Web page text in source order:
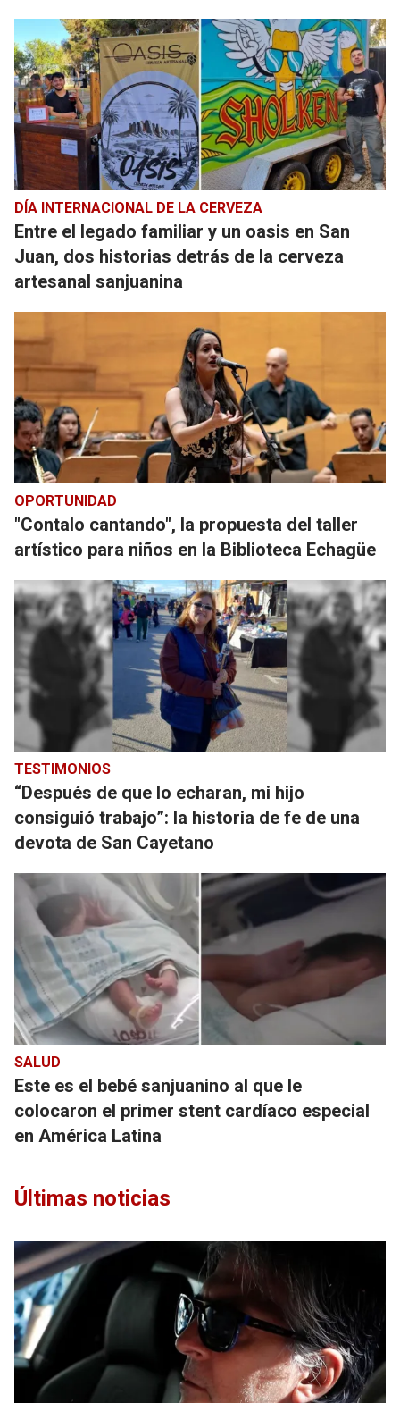
DÍA INTERNACIONAL DE LA CERVEZA
Entre el legado familiar y un oasis en San
Juan, dos historias detrás de la cerveza
artesanal sanjuanina
OPORTUNIDAD
"Contalo cantando", la propuesta del taller
artístico para niños en la Biblioteca Echagüe
TESTIMONIOS
“Después de que lo echaran, mi hijo
consiguió trabajo”: la historia de fe de una
devota de San Cayetano
SALUD
Este es el bebé sanjuanino al que le
colocaron el primer stent cardíaco especial
en América Latina
Últimas noticias